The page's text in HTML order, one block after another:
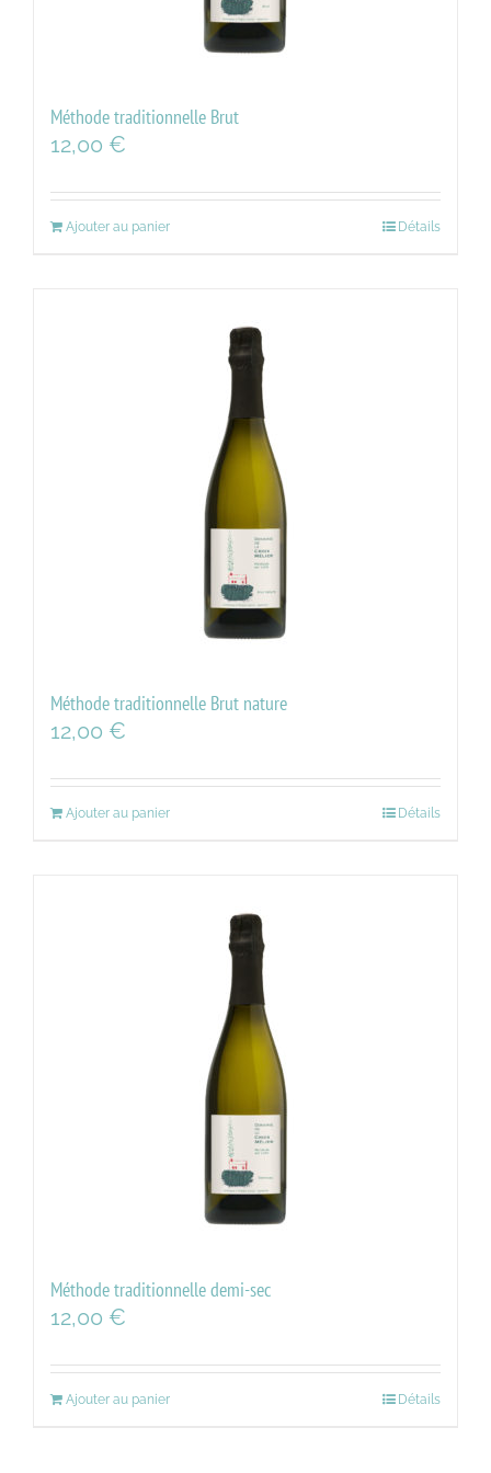
Méthode traditionnelle Brut
12,00 €
Ajouter au panier Détails
Méthode traditionnelle Brut nature
12,00 €
Ajouter au panier Détails
Méthode traditionnelle demi-sec
12,00 €
Ajouter au panier Détails